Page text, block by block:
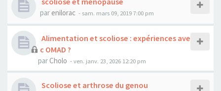
par enilorac - sam. mars 09, 2019 7:00 pm
Alimentation et scoliose : expériences ave
c OMAD ?
parCholo - ven. janv. 23, 2026 12:20 pm
Scoliose et arthrose du genou